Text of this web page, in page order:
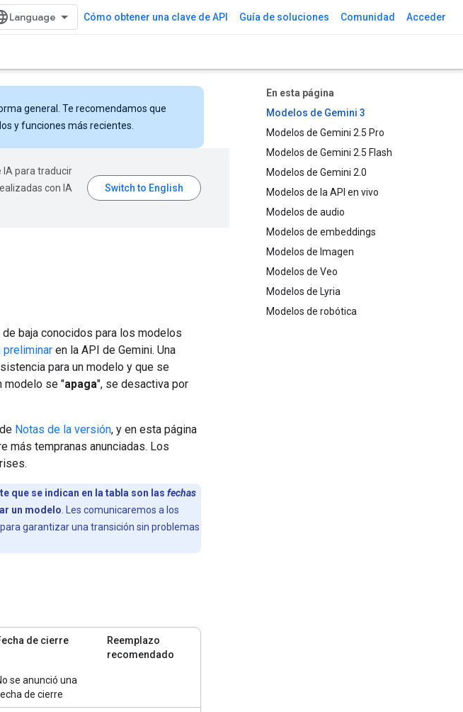
Cómo obtener una clave de API Guía de soluciones Comunidad Acceder
En esta página
Modelos de Gemini 3
Modelos de Gemini 2.5 Pro
Modelos de Gemini 2.5 Flash
Modelos de Gemini 2.0
Modelos de la API en vivo
Modelos de audio
Modelos de embeddings
Modelos de Imagen
Modelos de Veo
Modelos de Lyria
Modelos de robótica
general. Te recomendamos que
y funciones más recientes.
IA para traducir
con IA
baja conocidos para los modelos
preliminar en la API de Gemini. Una
para un modelo y que se
modelo se "apaga", se desactiva por
Notas de la versión, y en esta página
más tempranas anunciadas. Los
que se indican en la tabla son las fechas
un modelo . Les comunicaremos a los
garantizar una transición sin problemas
de cierre
Reemplazo
recomendado
se anunció una
de cierre